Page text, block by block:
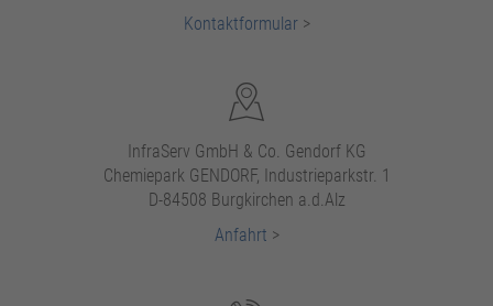
Kontaktformular>
InfraServ GmbH & Co. Gendorf KG
Chemiepark GENDORF, Industrieparkstr. 1
D-84508 Burgkirchen a.d.Alz
Anfahrt >